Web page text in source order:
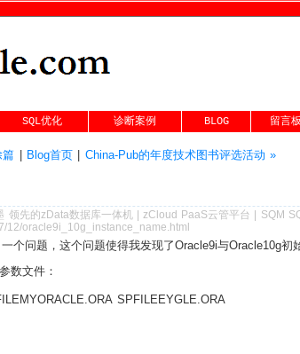
SQL优化 诊断案例 BLOG 留言
Blog首页| China-Pub的年度技术图书评选活动 »
领先的zData数据库一体机|zCloud PaaS云管平台 SQM
12/oracle9i_10g_instance_name.html
个问题，这个问题使得我发现了Oracle9i与Oracle10g初
数文件：
SPFILEEYGLE.ORA